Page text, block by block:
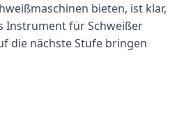
bieten, ist klar,
Instrument für Schweißer
die nächste Stufe bringen